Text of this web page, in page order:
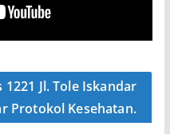
Jl. Tole Iskandar
Protokol Kesehatan.